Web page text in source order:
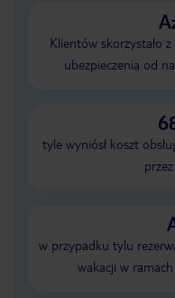
Klientów skorzystało
ubezpieczenia od
tyle wyniósł koszt
w przypadku tylu
wakacji w